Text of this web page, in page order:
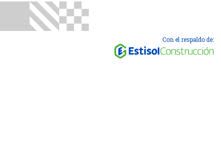
Con el respaldo de: